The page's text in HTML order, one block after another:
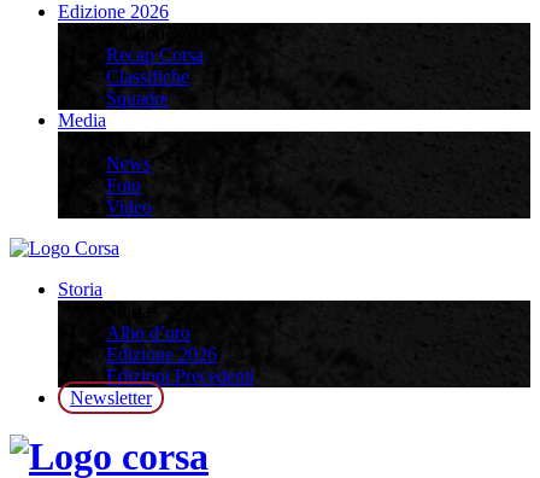
Edizione 2026
Recap Corsa
Classifiche
Squadre
Media
News
Foto
Video
Storia
Albo d’oro
Edizione 2026
Edizioni Precedenti
Newsletter